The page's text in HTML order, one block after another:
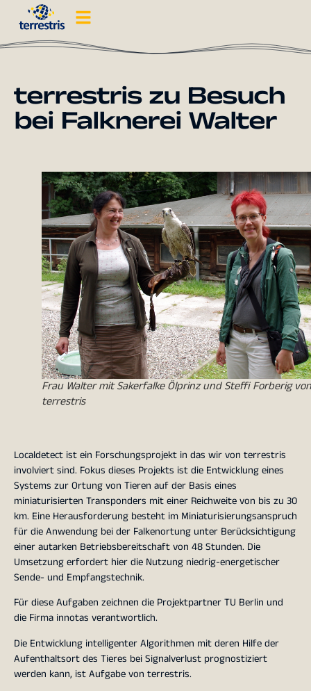
terrestris zu Besuch
bei Falknerei Walter
Frau Walter mit Sakerfalke Ölprinz und Steffi Forberig von
terrestris
Localdetect ist ein Forschungsprojekt in das wir von terrestris
involviert sind. Fokus dieses Projekts ist die Entwicklung eines
Systems zur Ortung von Tieren auf der Basis eines
miniaturisierten Transponders mit einer Reichweite von bis zu 30
km. Eine Herausforderung besteht im Miniaturisierungsanspruch
für die Anwendung bei der Falkenortung unter Berücksichtigung
einer autarken Betriebsbereitschaft von 48 Stunden. Die
Umsetzung erfordert hier die Nutzung niedrig-energetischer
Sende- und Empfangstechnik.
Für diese Aufgaben zeichnen die Projektpartner TU Berlin und
die Firma innotas verantwortlich.
Die Entwicklung intelligenter Algorithmen mit deren Hilfe der
Aufenthaltsort des Tieres bei Signalverlust prognostiziert
werden kann, ist Aufgabe von terrestris.